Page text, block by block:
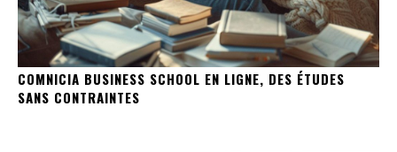
COMNICIA BUSINESS SCHOOL EN LIGNE, DES ÉTUDES
SANS CONTRAINTES